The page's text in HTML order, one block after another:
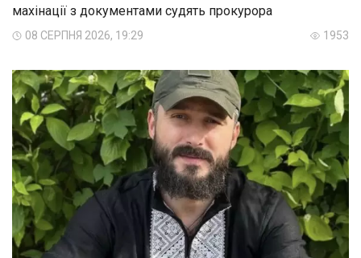
махінації з документами судять прокурора
08 СЕРПНЯ 2026, 19:29 1953